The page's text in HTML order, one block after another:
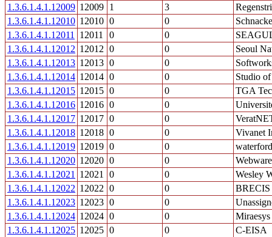
1.3.6.1.4.1.12009 12009 1 3
1.3.6.1.4.1.12010 12010 0 0
1.3.6.1.4.1.12011
12011 0 0
1.3.6.1.4.1.12012 12012 0 0
Seoul
1.3.6.1.4.1.12013 12013 0 0
1.3.6.1.4.1.12014 12014 0 0
Studio
1.3.6.1.4.1.12015 12015 0 0
TGA
1.3.6.1.4.1.12016 12016 0 0
1.3.6.1.4.1.12017 12017 0 0
1.3.6.1.4.1.12018 12018 0 0
Vivanet
1.3.6.1.4.1.12019 12019 0 0
1.3.6.1.4.1.12020 12020 0 0
1.3.6.1.4.1.12021
12021 0 0
Wesley
1.3.6.1.4.1.12022 12022 0 0
BRECIS
1.3.6.1.4.1.12023 12023 0 0
1.3.6.1.4.1.12024 12024 0 0
1.3.6.1.4.1.12025 12025 0 0 C-EISA